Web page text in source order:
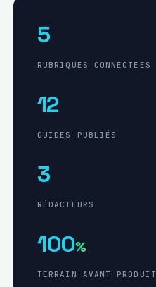
5
RUBRIQUES CONNECTÉES
12
GUIDES PUBLIÉS
3
RÉDACTEURS
100%
TERRAIN AVANT PRODUIT